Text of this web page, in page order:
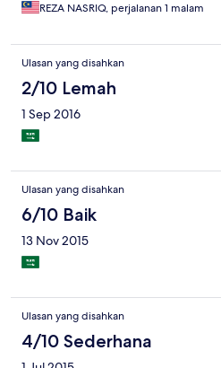
REZA NASRIQ, perjalanan 1 malam
Ulasan yang disahkan
2/10 Lemah
1 Sep 2016
Ulasan yang disahkan
6/10 Baik
13 Nov 2015
Ulasan yang disahkan
4/10 Sederhana